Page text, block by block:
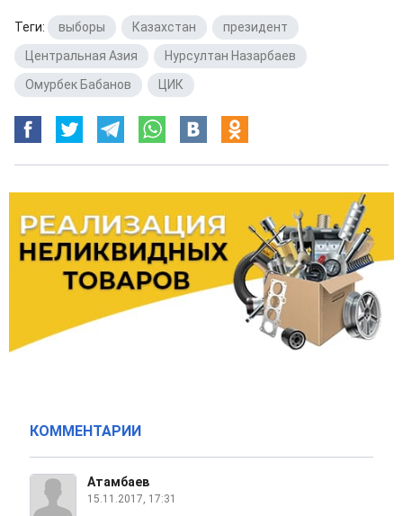
Теги: выборы Казахстан президент
Центральная Азия
Нурсултан Назарбаев
Омурбек Бабанов
ЦИК
КОММЕНТАРИИ
Атамбаев
15.11.2017, 17:31